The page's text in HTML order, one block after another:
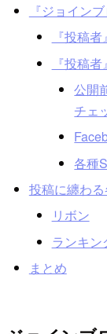
『ジョイン
『投稿
『投稿
公開
チェ
各種
投稿に纏わ
リボン
ランキン
まとめ